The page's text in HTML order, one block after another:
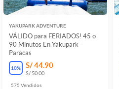
YAKUPARK ADVENTURE
VÁLIDO para FERIADOS! 45 o
90 Minutos En Yakupark -
Paracas
10% S/ 44.90
S/ 50.00
575 Vendidos